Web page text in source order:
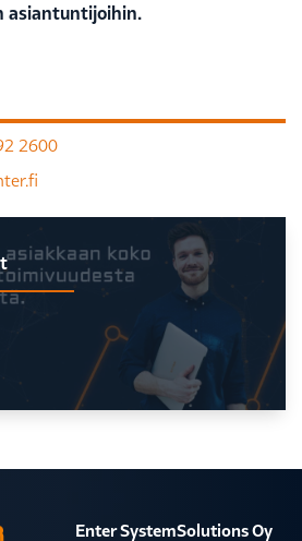
asiantuntijoihin.
2600
Enter SystemSolutions Oy